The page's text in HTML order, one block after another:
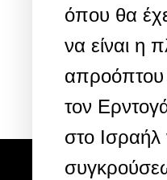
όπου θα
να είναι η
απροόπτου
τον
στο Ισραήλ